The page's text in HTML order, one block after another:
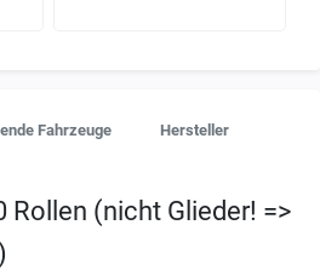
Fahrzeuge Hersteller
Rollen (nicht Glieder! =>